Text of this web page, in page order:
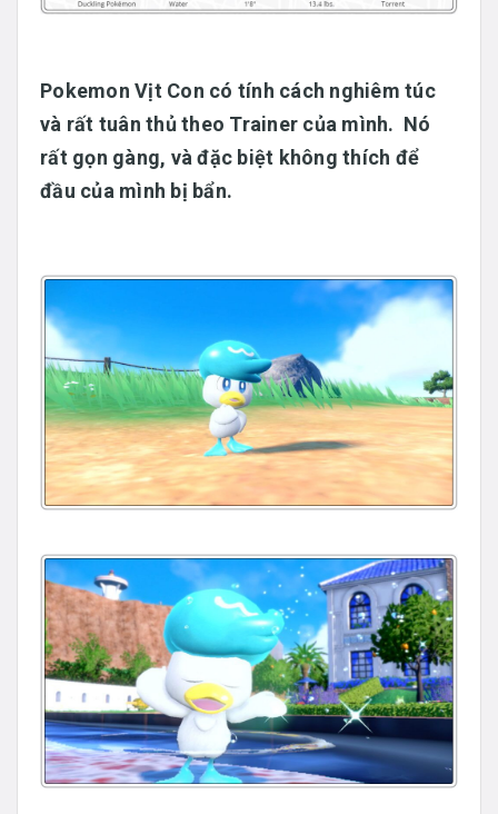
Pokemon Vịt Con có tính cách nghiêm túc
và rất tuân thủ theo Trainer của mình. Nó
rất gọn gàng, và đặc biệt không thích để
đầu của mình bị bẩn.